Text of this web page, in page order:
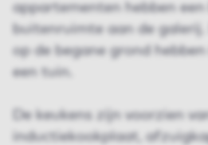
appartementen hebben
buitenruimte aan de
op de begane grond
een tuin.
De keukens zijn voorzien
inductiekookplaat,